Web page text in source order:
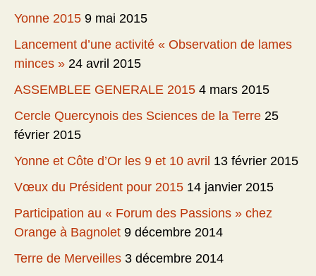
Yonne 2015 9 mai 2015
Lancement d’une activité « Observation de lames
minces » 24 avril 2015
ASSEMBLEE GENERALE 2015 4 mars 2015
Cercle Quercynois des Sciences de la Terre 25
février 2015
Yonne et Côte d’Or les 9 et 10 avril 13 février 2015
Vœux du Président pour 2015 14 janvier 2015
Participation au « Forum des Passions » chez
Orange à Bagnolet 9 décembre 2014
Terre de Merveilles 3 décembre 2014